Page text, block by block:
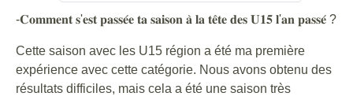
-𝐂𝐨𝐦𝐦𝐞𝐧𝐭 𝐬'𝐞𝐬𝐭 𝐩𝐚𝐬𝐬𝐞́𝐞 𝐭𝐚 𝐬𝐚𝐢𝐬𝐨𝐧 𝐚̀ 𝐥𝐚 𝐭𝐞̂𝐭𝐞 𝐝𝐞𝐬 𝐔𝟏𝟓 𝐥'𝐚𝐧 𝐩𝐚𝐬𝐬𝐞́ ?
Cette saison avec les U15 région a été ma première
expérience avec cette catégorie. Nous avons obtenu des
résultats difficiles, mais cela a été une saison très